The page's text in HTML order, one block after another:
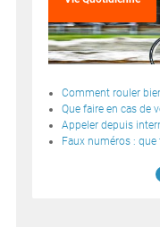
Comment rouler
Que faire en cas de
Appeler depuis
Faux numéros : que